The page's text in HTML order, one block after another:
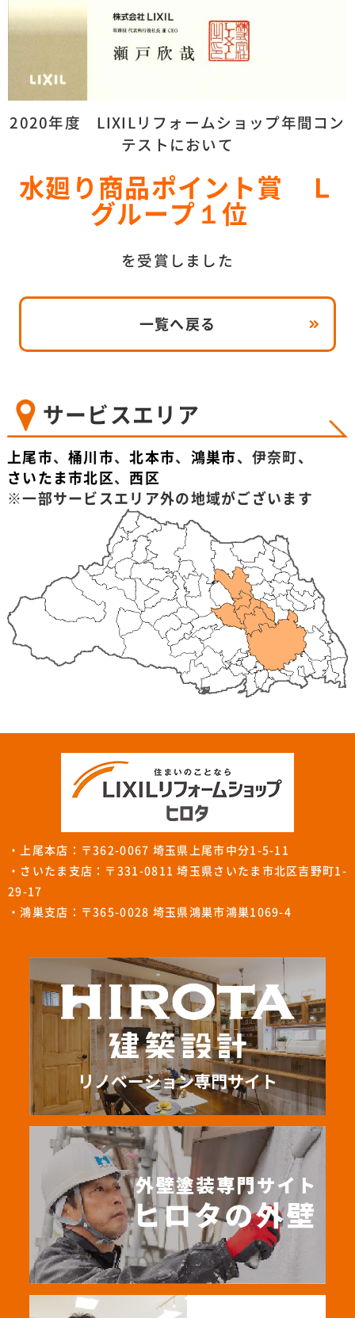
2020年度 LIXILリフォームショップ年間コン
テストにおいて
水廻り商品ポイント賞 Ｌ
グループ１位
を受賞しました
一覧へ戻る
サービスエリア
上尾市、桶川市、北本市、 鴻巣市、伊奈町、
さいたま市北区、 西区
※一部サービスエリア外の地域がございます
・上尾本店：〒362-0067 埼玉県上尾市中分1-5-11
・さいたま支店：〒331-0811 埼玉県さいたま市北区吉野町1-
29-17
・鴻巣支店：〒365-0028 埼玉県鴻巣市鴻巣1069-4